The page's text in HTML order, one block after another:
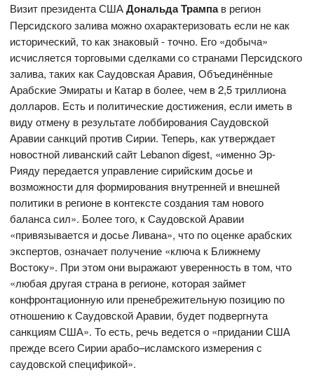
Визит президента СШАДональда Трампав регион
Персидского залива можно охарактеризовать если не как
исторический, то как знаковый - точно. Его «добыча»
исчисляется торговыми сделками со странами Персидского
залива, таких как Саудовская Аравия, Объединённые
Арабские Эмираты и Катар в более, чем в 2,5 триллиона
долларов. Есть и политические достижения, если иметь в
виду отмену в результате лоббирования Саудовской
Аравии санкций против Сирии. Теперь, как утверждает
новостной ливанский сайт Lebanon digest, «именно Эр-
Рияду передается управление сирийским досье и
возможности для формирования внутренней и внешней
политики в регионе в контексте создания там нового
баланса сил». Более того, к Саудовской Аравии
«привязывается и досье Ливана», что по оценке арабских
экспертов, означает получение «ключа к Ближнему
Востоку». При этом они выражают уверенность в том, что
«любая другая страна в регионе, которая займет
конфронтационную или пренебрежительную позицию по
отношению к Саудовской Аравии, будет подвергнута
санкциям США». То есть, речь ведется о «придании США
прежде всего Сирии арабо–исламского измерения с
саудовской спецификой».